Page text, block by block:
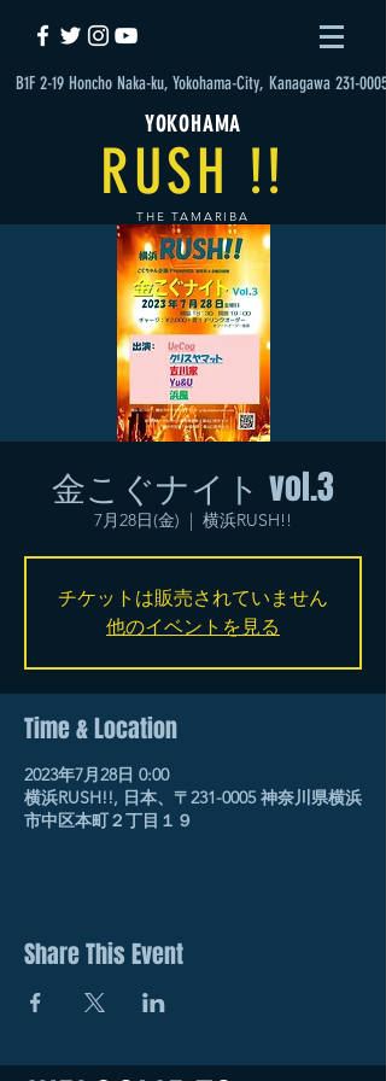
B1F 2-19 Honcho Naka-ku, Yokohama-City, Kanagawa 231-0005
YOKOHAMA
RUSH !!
THE TAMARIBA
金こぐナイト vol.3
7月28日(金)
  |
横浜RUSH!!
チケットは販売されていません
他のイベントを見る
Time & Location
2023年7月28日 0:00
横浜RUSH!!, 日本、〒231-0005 神奈川県横浜
市中区本町２丁目１９
Share This Event